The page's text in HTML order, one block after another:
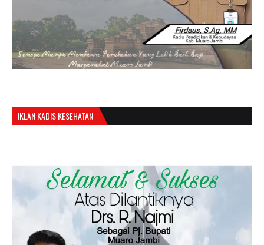
IKLAN KADIS KESEHATAN